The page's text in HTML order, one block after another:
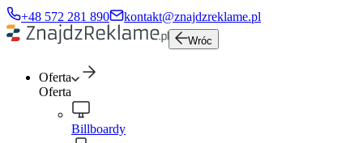
+48 572 281 890 kontakt@znajdzreklame.pl
Wróc
Oferta
Oferta
Billboardy